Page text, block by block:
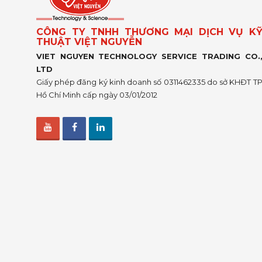
CÔNG TY TNHH THƯƠNG MẠI DỊCH VỤ KỸ
THUẬT VIỆT NGUYỄN
VIET NGUYEN TECHNOLOGY SERVICE TRADING CO.,
LTD
Giấy phép đăng ký kinh doanh số 0311462335 do sở KHĐT TP
Hồ Chí Minh cấp ngày 03/01/2012